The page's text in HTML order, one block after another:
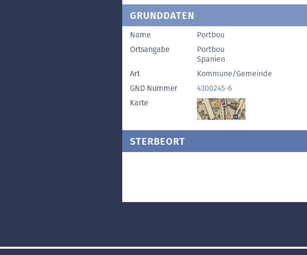
GRUNDDATEN
Name
Portbou
Ortsangabe
Portbou
Spanien
Art
Kommune/Gemeinde
GND Nummer
4300245-6
Karte
STERBEORT